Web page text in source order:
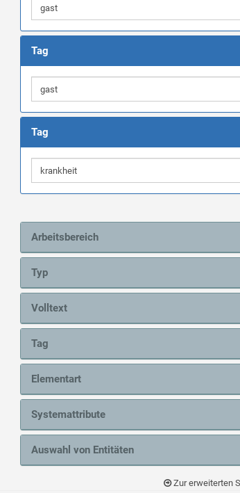
Tag
Tag
Arbeitsbereich
Typ
Volltext
Tag
Elementart
Systemattribute
Auswahl von Entitäten
Zur erweiterten